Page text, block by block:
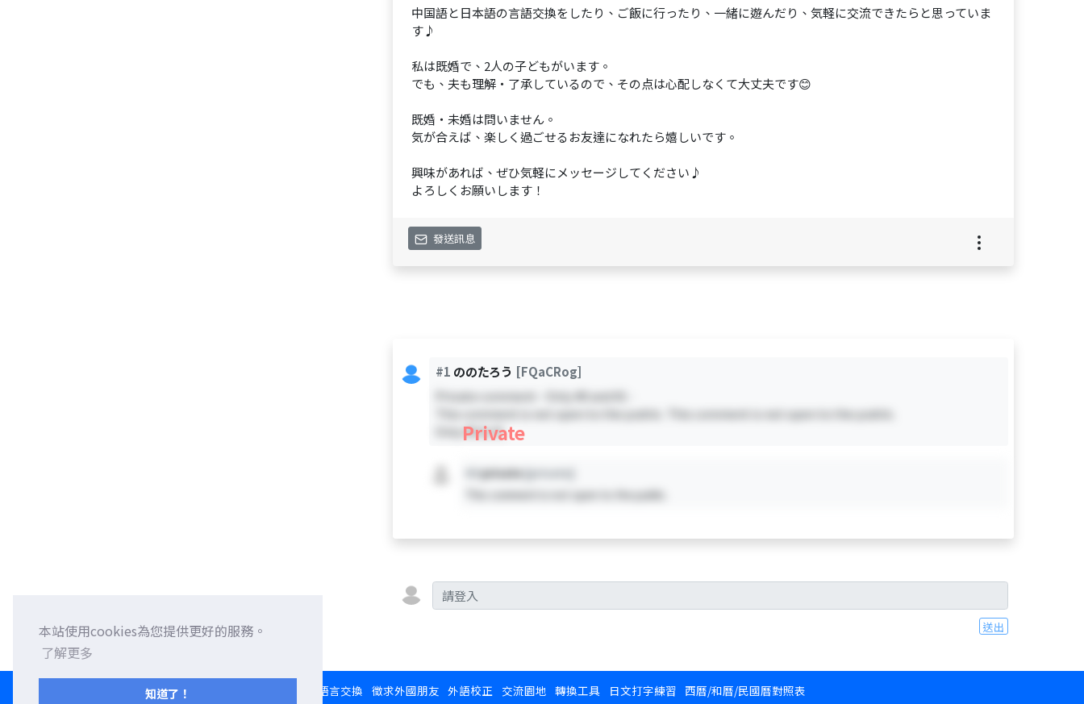
本站使用cookies為您提供更好的服務。
了解更多
知道了！
中国語と日本語の言語交換をしたり、ご飯に行ったり、一緒に遊んだり、気軽に交流できたらと思っていま
す♪
私は既婚で、2人の子どもがいます。
でも、夫も理解・了承しているので、その点は心配しなくて大丈夫です😊
既婚・未婚は問いません。
気が合えば、楽しく過ごせるお友達になれたら嬉しいです。
興味があれば、ぜひ気軽にメッセージしてください♪
よろしくお願いします！
發送訊息
#1 ののたろう [FQaCRog]
Private comment - Only #0 and #1 -
This comment is not open to the public. This comment is not open to the public.
Only #0 & #1
Private
#Xprivate[private]
This comment is not open to the public.
送出
語言交換 徵求外國朋友 外語校正 交流園地 轉換工具 日文打字練習 西曆/和曆/民國曆對照表